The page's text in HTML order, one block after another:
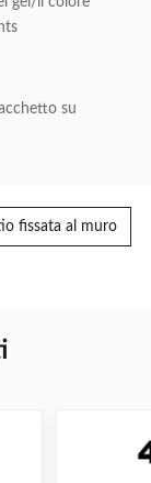
su
fissata al muro